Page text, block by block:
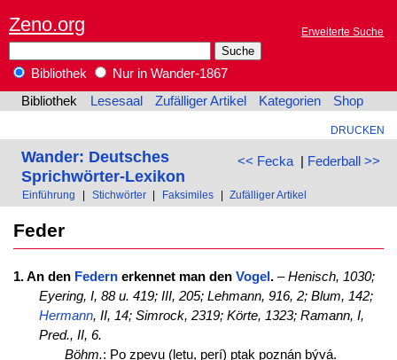
Zeno.org Erweiterte Suche
Bibliothek
Nur in Wander-1867
Bibliothek
Lesesaal Zufälliger Artikel Kategorien Shop
DRUCKEN
<< Fecka| Federball >>
Wander: Deutsches
Sprichwörter-Lexikon
Einführung Stichwörter Faksimiles Zufälliger Artikel
Feder
1. An den Federnerkennet man den Vogel .–Henisch, 1030;
Eyering, I, 88 u. 419; III, 205; Lehmann, 916, 2; Blum, 142;
Hermann, II, 14; Simrock, 2319; Körte, 1323; Ramann, I,
Pred., II, 6.
Böhm.: Po zpevu (letu, perí) ptak poznán bývá.